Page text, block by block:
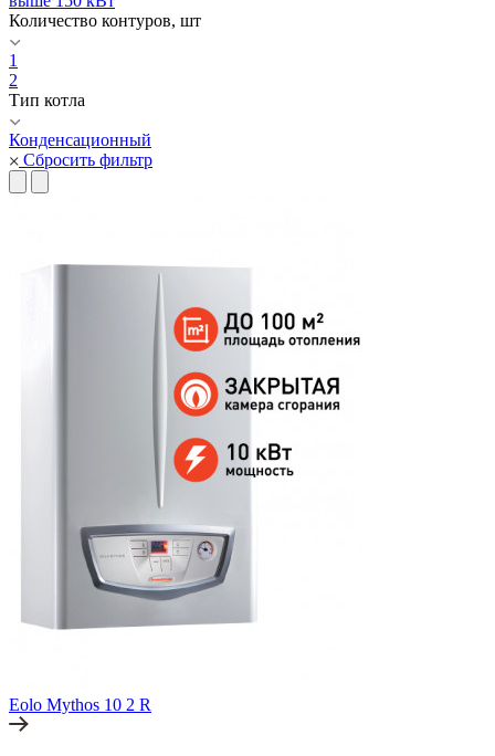
Количество контуров, шт
1
2
Тип котла
Конденсационный
Сбросить фильтр
Eolo Mythos 10 2 R